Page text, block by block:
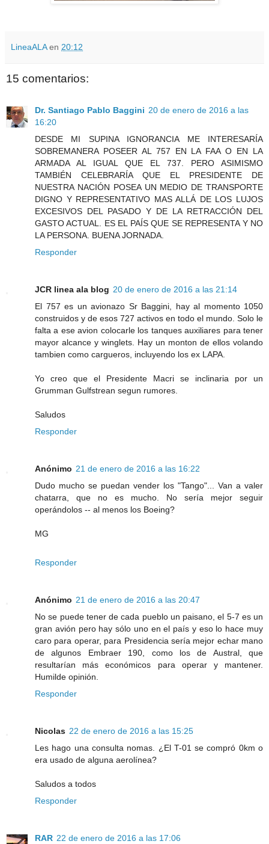
LineaALA en 20:12
15 comentarios:
Dr. Santiago Pablo Baggini 20 de enero de 2016 a las
16:20
DESDE MI SUPINA IGNORANCIA ME INTERESARÍA
SOBREMANERA POSEER AL 757 EN LA FAA O EN LA
ARMADA AL IGUAL QUE EL 737. PERO ASIMISMO
TAMBIÉN CELEBRARÍA QUE EL PRESIDENTE DE
NUESTRA NACIÓN POSEA UN MEDIO DE TRANSPORTE
DIGNO Y REPRESENTATIVO MAS ALLÁ DE LOS LUJOS
EXCESIVOS DEL PASADO Y DE LA RETRACCIÓN DEL
GASTO ACTUAL. ES EL PAÍS QUE SE REPRESENTA Y NO
LA PERSONA. BUENA JORNADA.
Responder
JCR linea ala blog 20 de enero de 2016 a las 21:14
El 757 es un avionazo Sr Baggini, hay al momento 1050
construidos y de esos 727 activos en todo el mundo. Solo le
falta a ese avion colocarle los tanques auxiliares para tener
mayor alcance y winglets. Hay un monton de ellos volando
tambien como cargueros, incluyendo los ex LAPA.
Yo creo que el Presidente Macri se inclinaria por un
Grumman Gulfstrean segun rumores.
Saludos
Responder
Anónimo 21 de enero de 2016 a las 16:22
Dudo mucho se puedan vender los "Tango"... Van a valer
chatarra, que no es mucho. No sería mejor seguir
operándolos -- al menos los Boeing?
MG
Responder
Anónimo 21 de enero de 2016 a las 20:47
No se puede tener de cada pueblo un paisano, el 5-7 es un
gran avión pero hay sólo uno en el país y eso lo hace muy
caro para operar, para Presidencia sería mejor echar mano
de algunos Embraer 190, como los de Austral, que
resultarían más económicos para operar y mantener.
Humilde opinión.
Responder
Nicolas 22 de enero de 2016 a las 15:25
Les hago una consulta nomas. ¿El T-01 se compró 0km o
era usado de alguna aerolínea?
Saludos a todos
Responder
RAR 22 de enero de 2016 a las 17:06